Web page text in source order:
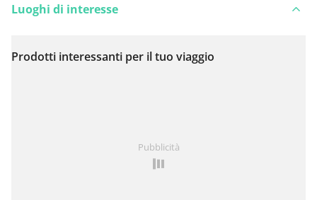
Visualizza sulla mappa
Luoghi di interesse
Prodotti interessanti per il tuo viaggio
Pubblicità